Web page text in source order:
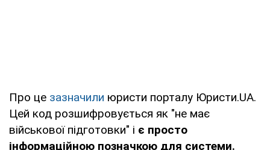
Про це зазначили юристи порталу Юристи.UA.
Цей код розшифровується як "не має
військової підготовки" і є просто
інформаційною позначкою для системи.